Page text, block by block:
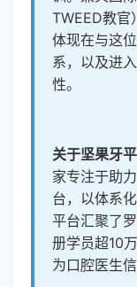
TWEED教官
体现在与这
系，以及进
性。
关于坚果牙
家专注于助
台，以体系
平台汇聚了
册学员超10
为口腔医生